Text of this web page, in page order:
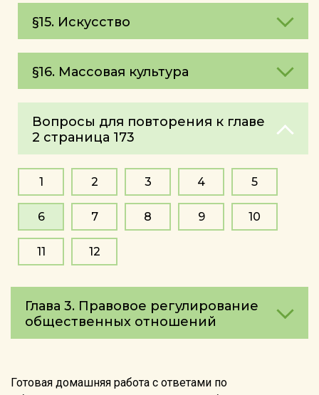
§15. Искусство
§16. Массовая культура
Вопросы для повторения к главе
2 страница 173
1 2 3 4 5
6 7 8 9 10
11 12
Глава 3. Правовое регулирование
общественных отношений
Готовая домашняя работа с ответами по